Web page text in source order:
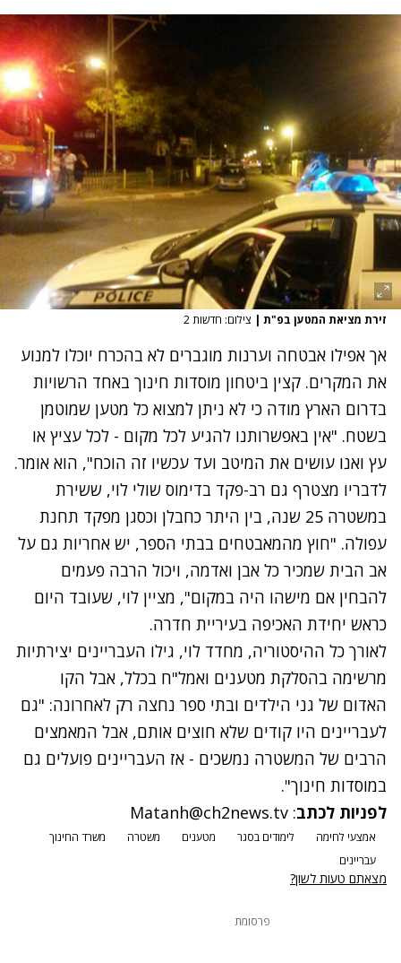
זירת מציאת המטען בפ"ת | צילום: חדשות 2
אך אפילו אבטחה וערנות מוגברים לא בהכרח יוכלו למנוע
את המקרים. קצין ביטחון מוסדות חינוך באחד הרשויות
בדרום הארץ מודה כי לא ניתן למצוא כל מטען שמוטמן
בשטח. "אין באפשרותנו להגיע לכל מקום - לכל עציץ או
עץ ואנו עושים את המיטב ועד עכשיו זה הוכח", הוא אומר.
לדבריו מצטרף גם רב-פקד בדימוס שולי לוי, ששירת
במשטרה 25 שנה, בין היתר כחבלן וכסגן מפקד תחנת
עפולה. "חוץ מהמאבטחים בבתי הספר, יש אחריות גם על
אב הבית שמכיר כל אבן ואדמה, ויכול הרבה פעמים
להבחין אם מישהו היה במקום", מציין לוי, שעובד היום
כראש יחידת האכיפה בעיריית חדרה.
לאורך כל ההיסטוריה, מחדד לוי, גילו העבריינים יצירתיות
מרשימה בהסלקת מטענים ואמל"ח בכלל, אבל הקו
האדום של גני הילדים ובתי ספר נחצה רק לאחרונה: "גם
לעבריינים היו קודים שלא חוצים אותם, אבל המאמצים
הרבים של המשטרה נמשכים - אז העבריינים פועלים גם
במוסדות חינוך".
לפניות לכתב:
Matanh@ch2news.tv
אמצעי לחימה לימודים בסגר מטענים משטרה
משרד החינוך
עבריינים
מצאתם טעות לשון?
פרסומת